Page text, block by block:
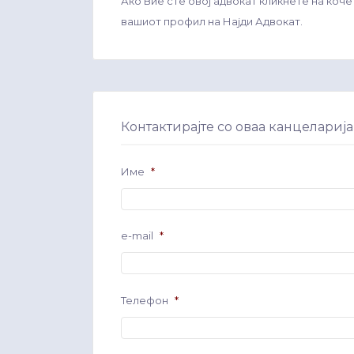
вашиот профил на Најди Адвокат.
Контактирајте со оваа канцеларија
Име *
e-mail *
Телефон *